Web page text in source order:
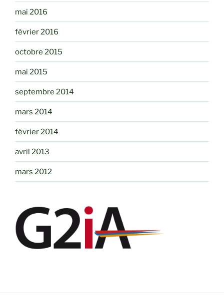
mai 2016
février 2016
octobre 2015
mai 2015
septembre 2014
mars 2014
février 2014
avril 2013
mars 2012